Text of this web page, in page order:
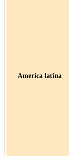
America latina